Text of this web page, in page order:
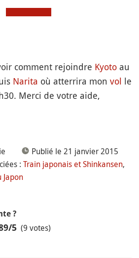
comment rejoindre Kyoto au
Narita où atterrira mon vol le
Merci de votre aide,
Publié le 21 janvier 2015
: Train japonais et Shinkansen,
?
/5 (9 votes)